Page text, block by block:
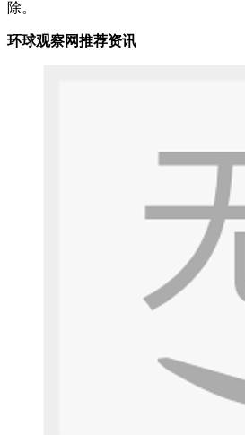
除。
环球观察网推荐资讯